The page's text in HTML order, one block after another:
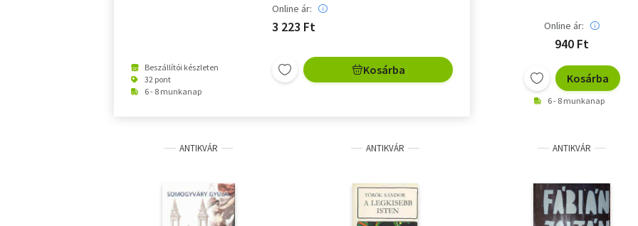
Beszállítói készleten
32 pont
6 - 8 munkanap
Online ár:
3 223 Ft
Kosárba
Online ár:
940 Ft
Kosárba
6 - 8 munkanap
ANTIKVÁR ANTIKVÁR ANTIKVÁR